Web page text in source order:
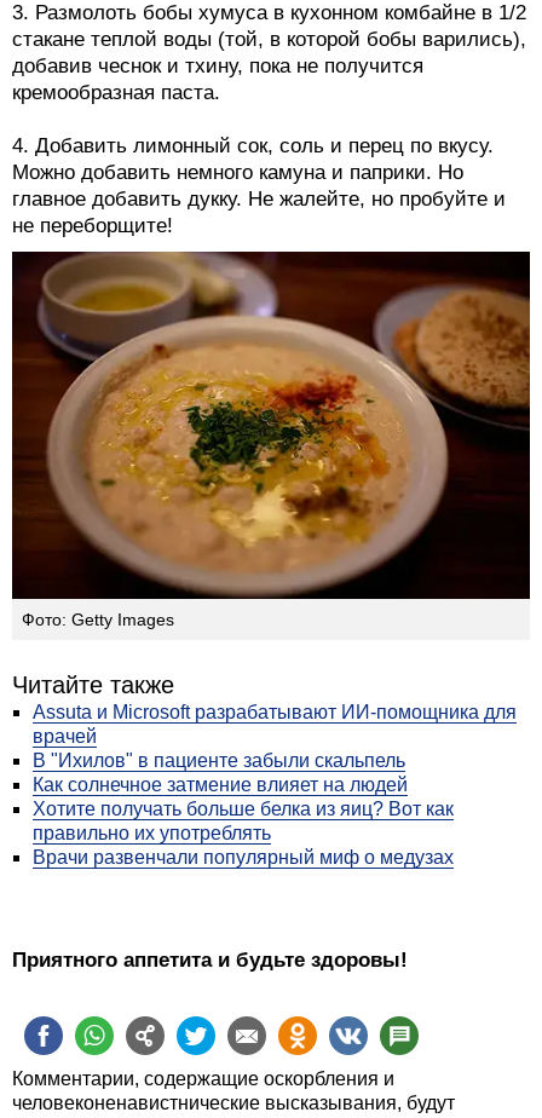
3. Размолоть бобы хумуса в кухонном комбайне в 1/2
стакане теплой воды (той, в которой бобы варились),
добавив чеснок и тхину, пока не получится
кремообразная паста.
4. Добавить лимонный сок, соль и перец по вкусу.
Можно добавить немного камуна и паприки. Но
главное добавить дукку. Не жалейте, но пробуйте и
не переборщите!
Фото: Getty Images
Читайте также
Assuta и Microsoft разрабатывают ИИ-помощника для
врачей
В "Ихилов" в пациенте забыли скальпель
Как солнечное затмение влияет на людей
Хотите получать больше белка из яиц? Вот как
правильно их употреблять
Врачи развенчали популярный миф о медузах
Приятного аппетита и будьте здоровы!
Комментарии, содержащие оскорбления и
человеконенавистнические высказывания, будут